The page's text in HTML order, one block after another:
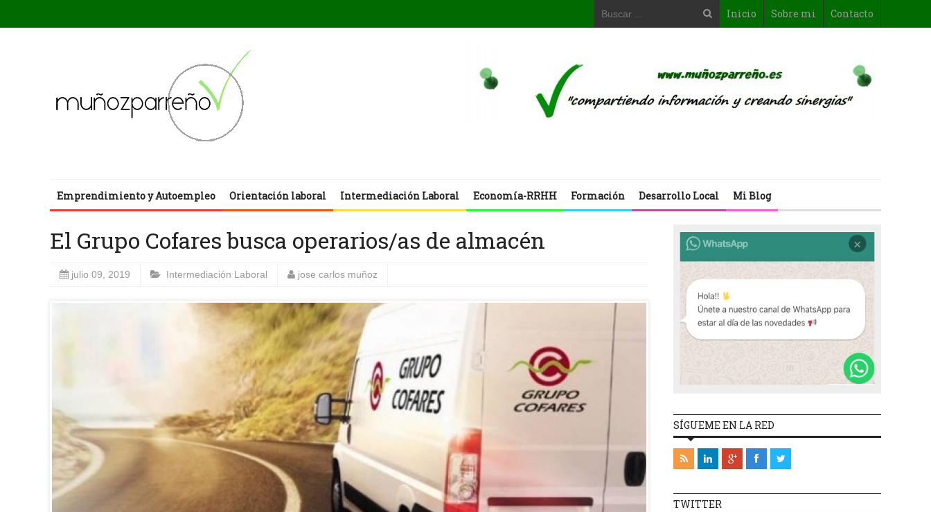
Inicio Sobre mi Contacto
Emprendimiento y Autoempleo Orientación laboral Intermediación Laboral Economía-RRHH Formación Desarrollo Local Mi Blog
El Grupo Cofares busca operarios/as de almacén
julio 09, 2019 Intermediación Laboral jose carlos muñoz
SÍGUEME EN LA RED
TWITTER